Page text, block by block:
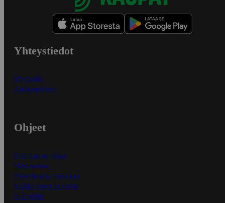
Yhteystiedot
Myymälät
Asiakaspalvelu
Ohjeet
Ensitilaajan ohjeet
Näin maksat
Näin tilaat ja muokkaat
Kaikki ohjeet ja vinkit
In English